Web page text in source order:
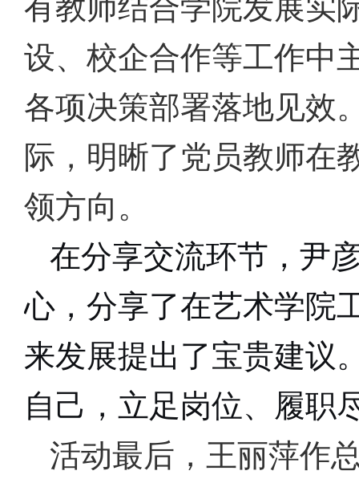
有教师结合学院发展实
设、校企合作等工作中
各项决策部署落地见效
际，明晰了党员教师在
领方向。
在分享交流环节，尹
心，分享了在艺术学院
来发展提出了宝贵建议
自己，立足岗位、履职
活动最后，王丽萍作